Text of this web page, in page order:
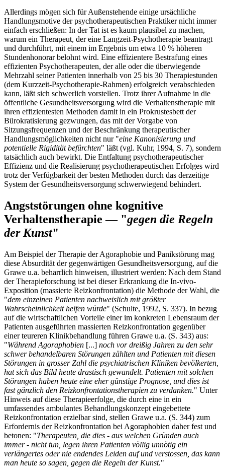
Allerdings mögen sich für Außenstehende einige ursächliche
Handlungsmotive der psychotherapeutischen Praktiker nicht immer
einfach erschließen: In der Tat ist es kaum plausibel zu machen,
warum ein Therapeut, der eine Langzeit-Psychotherapie beantragt
und durchführt, mit einem im Ergebnis um etwa 10 % höheren
Stundenhonorar belohnt wird. Eine effizientere Bestrafung eines
effizienten Psychotherapeuten, der alle oder die überwiegende
Mehrzahl seiner Patienten innerhalb von 25 bis 30 Therapiestunden
(dem Kurzzeit-Psychotherapie-Rahmen) erfolgreich verabschieden
kann, läßt sich schwerlich vorstellen. Trotz ihrer Aufnahme in die
öffentliche Gesundheitsversorgung wird die Verhaltenstherapie mit
ihren effizientesten Methoden damit in ein Prokrustesbett der
Bürokratisierung gezwungen, das mit der Vorgabe von
Sitzungsfrequenzen und der Beschränkung therapeutischer
Handlungsmöglichkeiten nicht nur "eine Kanonisierung und
potentielle Rigidität befürchten" läßt (vgl. Kuhr, 1994, S. 7), sondern
tatsächlich auch bewirkt. Die Entfaltung psychotherapeutischer
Effizienz und die Realisierung psychotherapeutischen Erfolges wird
trotz der Verfügbarkeit der besten Methoden durch das derzeitige
System der Gesundheitsversorgung schwerwiegend behindert.
Angststörungen ohne kognitive
Verhaltenstherapie — "gegen die Regeln
der Kunst"
Am Beispiel der Therapie der Agoraphobie und Panikstörung mag
diese Absurdität der gegenwärtigen Gesundheitsversorgung, auf die
Grawe u.a. beharrlich hinweisen, illustriert werden: Nach dem Stand
der Therapieforschung ist bei dieser Erkrankung die In-vivo-
Exposition (massierte Reizkonfrontation) die Methode der Wahl, die
"dem einzelnen Patienten nachweislich mit größter
Wahrscheinlichkeit helfen würde" (Schulte, 1992, S. 337). In bezug
auf die wirtschaftlichen Vorteile einer im konkreten Lebensraum der
Patienten ausgeführten massierten Reizkonfrontation gegenüber
einer teureren Klinikbehandlung führen Grawe u.a. (S. 343) aus:
"Während Agoraphobien [...] noch vor dreißig Jahren zu den sehr
schwer behandelbaren Störungen zählten und Patienten mit diesen
Störungen in grosser Zahl die psychiatrischen Kliniken bevölkerten,
hat sich das Bild heute drastisch gewandelt. Patienten mit solchen
Störungen haben heute eine eher günstige Prognose, und dies ist
fast gänzlich den Reizkonfrontationstherapien zu verdanken." Unter
Hinweis auf diese Therapieerfolge, die durch eine in ein
umfassendes ambulantes Behandlungskonzept eingebettete
Reizkonfrontation erzielbar sind, stellen Grawe u.a. (S. 344) zum
Erfordernis der Reizkonfrontation bei Agoraphobien daher fest und
betonen: "Therapeuten, die dies - aus welchen Gründen auch
immer - nicht tun, legen ihren Patienten völlig unnötig ein
verlängertes oder nie endendes Leiden auf und verstossen, das kann
man heute so sagen, gegen die Regeln der Kunst."